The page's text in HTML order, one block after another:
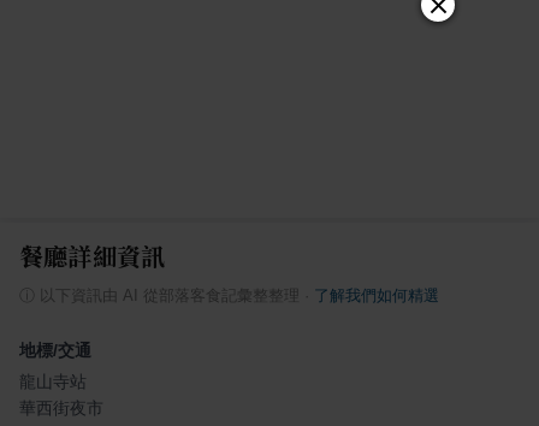
餐廳詳細資訊
以下資訊由 AI 從部落客食記彙整整理 了解我們如何精選
地標/交通
龍山寺站
華西街夜市